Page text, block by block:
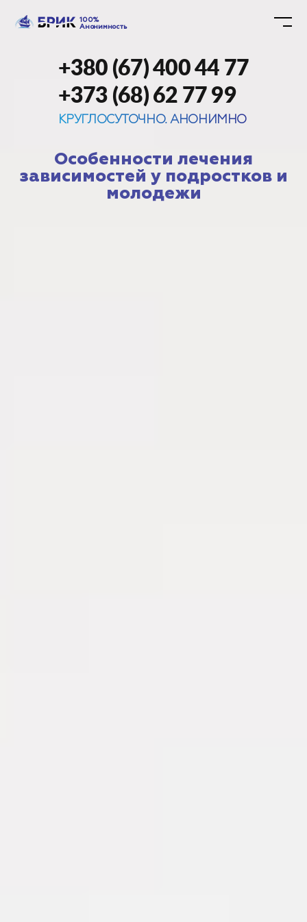
100%
Анонимность
+380 (67) 400 44 77
+373 (68) 62 77 99
КРУГЛОСУТОЧНО. АНОНИМНО
Особенности лечения
зависимостей у подростков и
молодежи